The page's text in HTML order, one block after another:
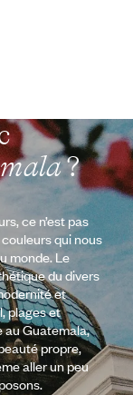
?
ce n’est pas
qui nous
monde. Le
du divers
et
plages et
au Guatemala,
propre,
aller un peu